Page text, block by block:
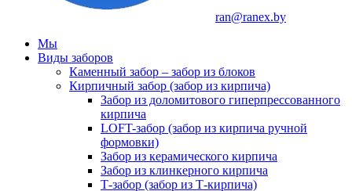
ran@ranex.by
Мы
Виды заборов
Каменный забор – забор из блоков
Кирпичный забор (забор из кирпича)
Забор из доломитового гиперпрессованного
кирпича
LOFT-забор (забор из кирпича ручной
формовки)
Забор из керамического кирпича
Забор из клинкерного кирпича
Т-забор (забор из Т-кирпича)